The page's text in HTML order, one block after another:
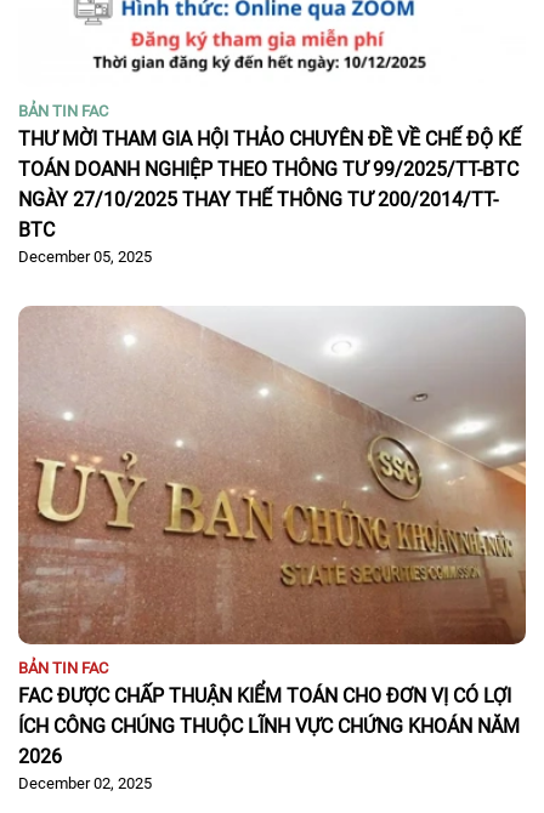
BẢN TIN FAC
THƯ MỜI THAM GIA HỘI THẢO CHUYÊN ĐỀ VỀ CHẾ ĐỘ KẾ
TOÁN DOANH NGHIỆP THEO THÔNG TƯ 99/2025/TT-BTC
NGÀY 27/10/2025 THAY THẾ THÔNG TƯ 200/2014/TT-
BTC
December 05, 2025
BẢN TIN FAC
FAC ĐƯỢC CHẤP THUẬN KIỂM TOÁN CHO ĐƠN VỊ CÓ LỢI
ÍCH CÔNG CHÚNG THUỘC LĨNH VỰC CHỨNG KHOÁN NĂM
2026
December 02, 2025